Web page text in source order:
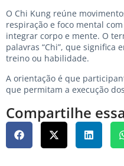
O Chi Kung reúne
respiração e foco mental
integrar corpo e mente. O
palavras “Chi”, que significa
treino ou habilidade.
A orientação é que
que permitam a execução
Compartilhe